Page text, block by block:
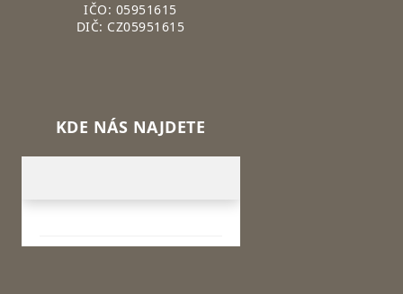
IČO: 05951615
DIČ: CZ05951615
KDE NÁS NAJDETE